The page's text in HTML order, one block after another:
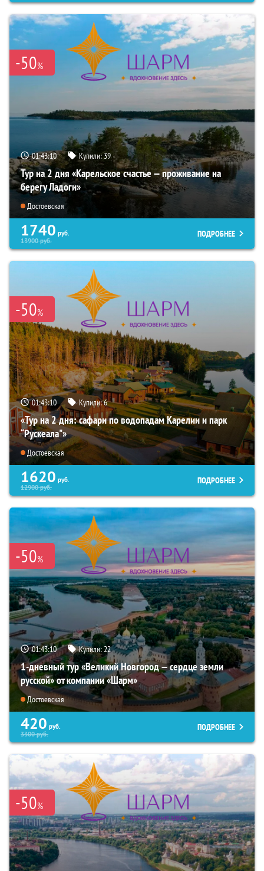
-50%
01:43:08 Купили:39
Тур на 2 дня «Карельское счастье — проживание на
берегу Ладоги»
Достоевская
1740 руб.
13900руб.
ПОДРОБНЕЕ
-50%
01:43:08 Купили:6
«Тур на 2 дня: сафари по водопадам Карелии и парк
“Рускеала"»
Достоевская
1620 руб.
12900руб.
ПОДРОБНЕЕ
-50%
01:43:08 Купили:22
1-дневный тур «Великий Новгород — сердце земли
русской» от компании «Шарм»
Достоевская
420 руб.
3300руб.
ПОДРОБНЕЕ
-50%